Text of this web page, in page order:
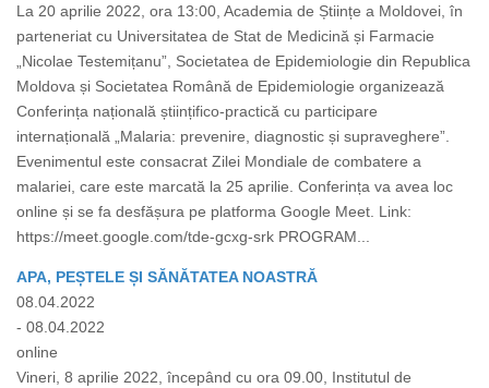
La 20 aprilie 2022, ora 13:00, Academia de Științe a Moldovei, în
parteneriat cu Universitatea de Stat de Medicină și Farmacie
„Nicolae Testemițanu”, Societatea de Epidemiologie din Republica
Moldova și Societatea Română de Epidemiologie organizează
Conferința națională științifico-practică cu participare
internațională „Malaria: prevenire, diagnostic și supraveghere”.
Evenimentul este consacrat Zilei Mondiale de combatere a
malariei, care este marcată la 25 aprilie. Conferința va avea loc
online și se fa desfășura pe platforma Google Meet. Link:
https://meet.google.com/tde-gcxg-srk PROGRAM...
APA, PEȘTELE ȘI SĂNĂTATEA NOASTRĂ
08.04.2022
- 08.04.2022
online
Vineri, 8 aprilie 2022, începând cu ora 09.00, Institutul de